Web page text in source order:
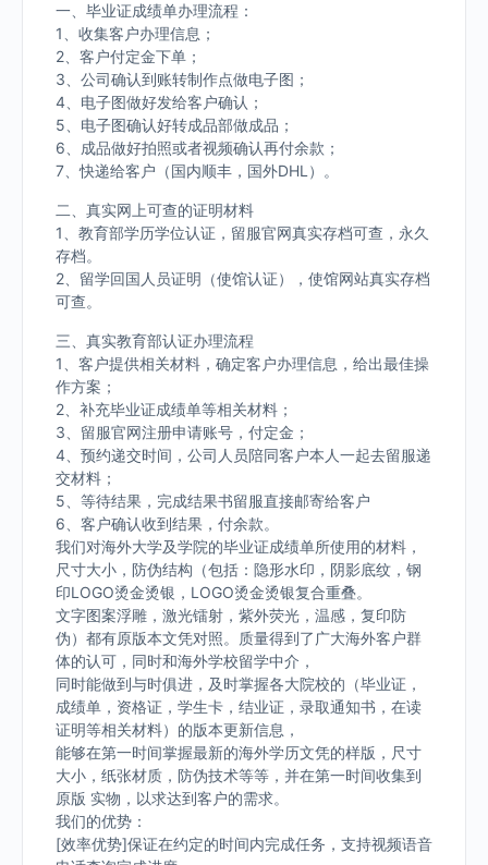
一、毕业证成绩单办理流程：
1、收集客户办理信息；
2、客户付定金下单；
3、公司确认到账转制作点做电子图；
4、电子图做好发给客户确认；
5、电子图确认好转成品部做成品；
6、成品做好拍照或者视频确认再付余款；
7、快递给客户（国内顺丰，国外DHL）。
二、真实网上可查的证明材料
1、教育部学历学位认证，留服官网真实存档可查，永久
存档。
2、留学回国人员证明（使馆认证），使馆网站真实存档
可查。
三、真实教育部认证办理流程
1、客户提供相关材料，确定客户办理信息，给出最佳操
作方案；
2、补充毕业证成绩单等相关材料；
3、留服官网注册申请账号，付定金；
4、预约递交时间，公司人员陪同客户本人一起去留服递
交材料；
5、等待结果，完成结果书留服直接邮寄给客户
6、客户确认收到结果，付余款。
我们对海外大学及学院的毕业证成绩单所使用的材料，
尺寸大小，防伪结构（包括：隐形水印，阴影底纹，钢
印LOGO烫金烫银，LOGO烫金烫银复合重叠。
文字图案浮雕，激光镭射，紫外荧光，温感，复印防
伪）都有原版本文凭对照。质量得到了广大海外客户群
体的认可，同时和海外学校留学中介，
同时能做到与时俱进，及时掌握各大院校的（毕业证，
成绩单，资格证，学生卡，结业证，录取通知书，在读
证明等相关材料）的版本更新信息，
能够在第一时间掌握最新的海外学历文凭的样版，尺寸
大小，纸张材质，防伪技术等等，并在第一时间收集到
原版 实物，以求达到客户的需求。
我们的优势：
[效率优势]保证在约定的时间内完成任务，支持视频语音